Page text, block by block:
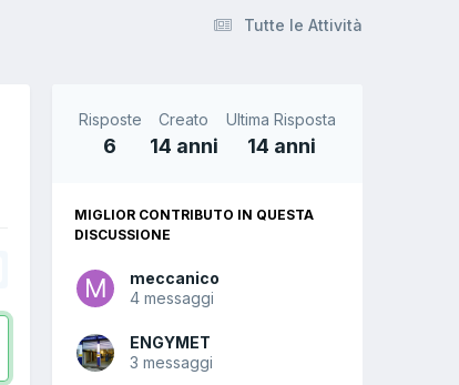
Tutte le Attività
Risposte
6
Creato
14 anni
Ultima Risposta
14 anni
MIGLIOR CONTRIBUTO IN QUESTA
DISCUSSIONE
meccanico
4 messaggi
ENGYMET
3 messaggi